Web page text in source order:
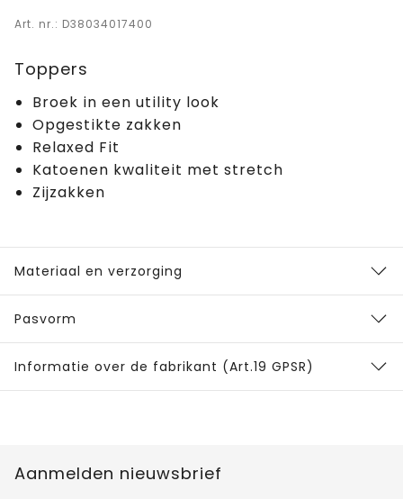
Art. nr.: D38034017400
Toppers
Broek in een utility look
Opgestikte zakken
Relaxed Fit
Katoenen kwaliteit met stretch
Zijzakken
Materiaal en verzorging
Pasvorm
Informatie over de fabrikant (Art.19 GPSR)
Aanmelden nieuwsbrief